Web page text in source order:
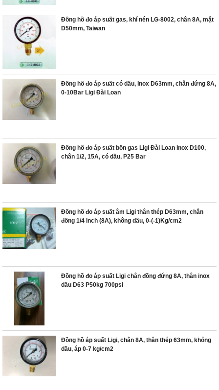
Đồng hồ đo áp suất gas, khí nén LG-8002, chân 8A, mặt
D50mm, Taiwan
Đồng hồ đo áp suất có dầu, Inox D63mm, chân đứng 8A,
0-10Bar Ligi Đài Loan
Đồng hồ đo áp suất bồn gas Ligi Đài Loan Inox D100,
chân 1/2, 15A, có dầu, P25 Bar
Đồng hồ đo áp suất âm Ligi thân thép D63mm, chân
đồng 1/4 inch (8A), không dầu, 0-(-1)Kg/cm2
Đồng hồ đo áp suất Ligi chân đồng đứng 8A, thân inox
dầu D63 P50kg 700psi
Đồng hồ áp suất Ligi, chân 8A, thân thép 63mm, không
dầu, áp 0-7 kg/cm2